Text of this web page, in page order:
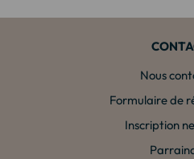
Nous
Formulaire de
Inscription